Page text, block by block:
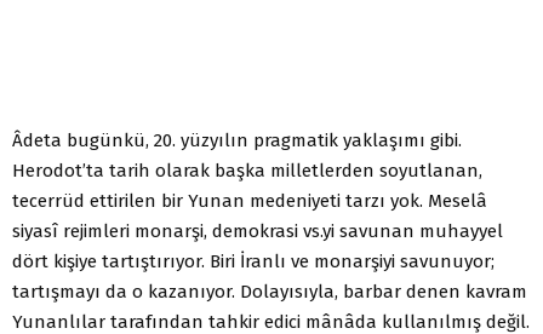
Âdeta bugünkü, 20. yüzyılın pragmatik yaklaşımı gibi.
Herodot’ta tarih olarak başka milletlerden soyutlanan,
tecerrüd ettirilen bir Yunan medeniyeti tarzı yok. Meselâ
siyasî rejimleri monarşi, demokrasi vs.yi savunan muhayyel
dört kişiye tartıştırıyor. Biri İranlı ve monarşiyi savunuyor;
tartışmayı da o kazanıyor. Dolayısıyla, barbar denen kavram
Yunanlılar tarafından tahkir edici mânâda kullanılmış değil.